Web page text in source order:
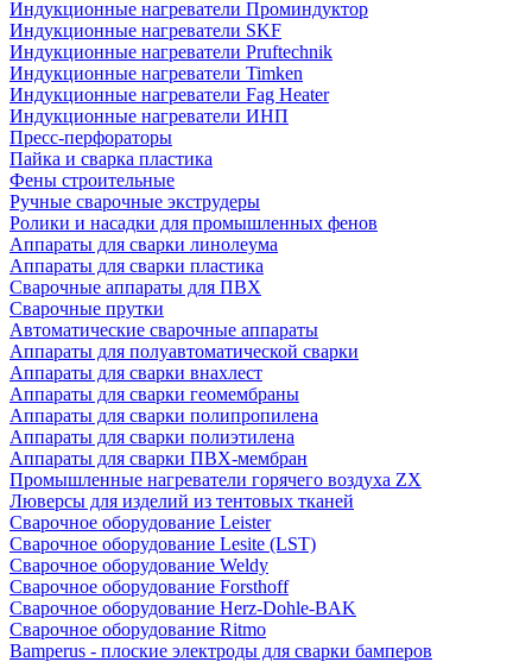
Индукционные нагреватели Проминдуктор
Индукционные нагреватели SKF
Индукционные нагреватели Pruftechnik
Индукционные нагреватели Timken
Индукционные нагреватели Fag Heater
Индукционные нагреватели ИНП
Пресс-перфораторы
Пайка и сварка пластика
Фены строительные
Ручные сварочные экструдеры
Ролики и насадки для промышленных фенов
Аппараты для сварки линолеума
Аппараты для сварки пластика
Сварочные аппараты для ПВХ
Сварочные прутки
Автоматические сварочные аппараты
Аппараты для полуавтоматической сварки
Аппараты для сварки внахлест
Аппараты для сварки геомембраны
Аппараты для сварки полипропилена
Аппараты для сварки полиэтилена
Аппараты для сварки ПВХ-мембран
Промышленные нагреватели горячего воздуха ZX
Люверсы для изделий из тентовых тканей
Сварочное оборудование Leister
Сварочное оборудование Lesite (LST)
Сварочное оборудование Weldy
Сварочное оборудование Forsthoff
Сварочное оборудование Herz-Dohle-BAK
Сварочное оборудование Ritmo
Bamperus - плоские электроды для сварки бамперов